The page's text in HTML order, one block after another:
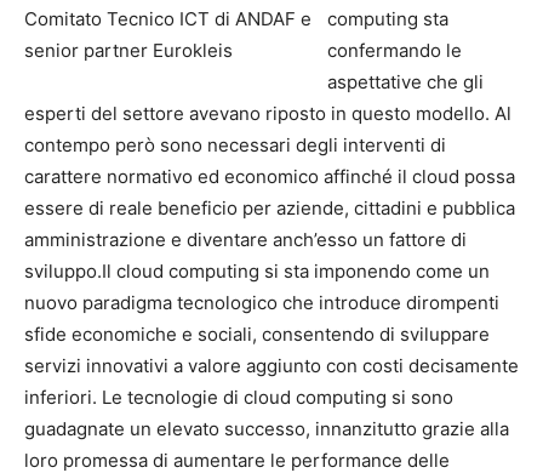
computing sta
confermando le
aspettative che gli
esperti del settore avevano riposto in questo modello. Al
contempo però sono necessari degli interventi di
carattere normativo ed economico affinché il cloud possa
essere di reale beneficio per aziende, cittadini e pubblica
amministrazione e diventare anch’esso un fattore di
sviluppo.Il cloud computing si sta imponendo come un
nuovo paradigma tecnologico che introduce dirompenti
sfide economiche e sociali, consentendo di sviluppare
servizi innovativi a valore aggiunto con costi decisamente
inferiori. Le tecnologie di cloud computing si sono
guadagnate un elevato successo, innanzitutto grazie alla
loro promessa di aumentare le performance delle